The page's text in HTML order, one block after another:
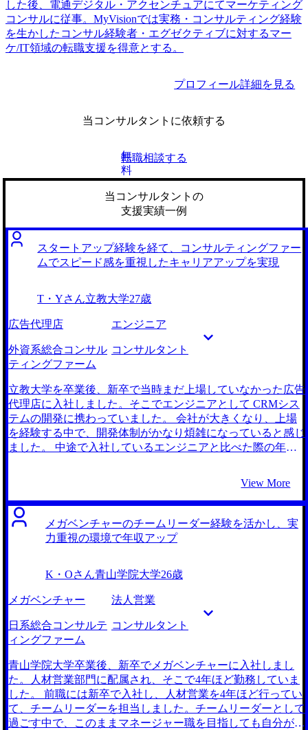
した後、電通デジタル・アクセンチュアにてマーケティング
コンサルに従事。MyVisionでは実務・コンサルティング経験
を生かしたコンサル経験者・エグゼクティブに対するマー
ケ/IT領域の転職支援を得意とする。
プロフィール詳細を見る
当コンサルタントに依頼する
無
料
転職相談する
当コンサルタントの
支援実績一例
スタートアップ経験を経て、コンサルティングファー
ムでスピード感を重視したキャリアアップを実現
T・Yさん立教大学27歳
広告代理店 エンジニア
外資系総合コンサル
ティングファーム
コンサルタント
立教大学を卒業後、新卒で当時まだ上場していなかった広告
代理店に入社しました。そこでエンジニアとして CRMシス
テムの開発に携わっていました。 会社が大きくなり、上場
を経験する中で、開発体制がかなり煩雑になっていると感じ
ました。 中途で入社しているエンジニアと比べた際の年収
業会社とコンサルタントの両方を検討しましたが、コンサル
タントの方が年収の水準が圧倒的に高かったことが主な理由
です。 中長期的なキャリアアップを考えても、一度ビジネ
スサイドの経験を積むことは自分にとってポジティブだと考
な方から話を聞きましたが、コンサルティングファームへの
転職支援のクオリティは MyVisionさんが飛び抜けていると
感じていました。そのため転職希望先をコンサルタントに決
めた後は MyVisionさんしかないと思いました。 担当してく
れた大久保さんは、外資系コンサルティングファームでマー
入ったりと、色々なキャリアを経験していて、コンサルティ
ングファームの良い面だけでなく大変で苦労する面について
も正直に教えてくださったので、とても信頼ができました。
丁寧な選考対策が非常に役に立ちました。物事を整理して、
正しく伝えることは得意でしたが、限られた時間で端的に伝
View More
メガベンチャーのチームリーダー経験を活かし、実
力重視の環境で年収アップ
K・Oさん青山学院大学26歳
メガベンチャー 法人営業
日系総合コンサルテ
ィングファーム
コンサルタント
青山学院大学卒業後、新卒でメガベンチャーに入社しまし
た。人材営業部門に配属され、そこで4年ほど勤務していま
した。 前職には新卒で入社し、人材営業を4年ほど行ってい
て、チームリーダーを担当しました。チームリーダーとして
過ごす中で、このままマネージャー職を目指しても自分が得